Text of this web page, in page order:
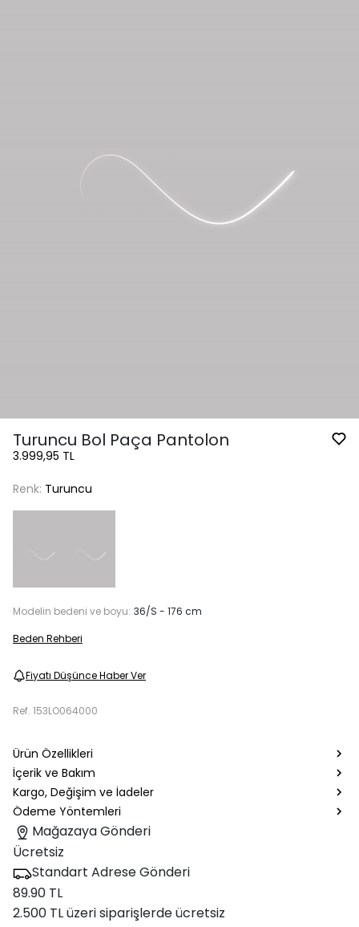
Turuncu Bol Paça Pantolon
3.999,95 TL
Renk: Turuncu
Modelin bedeni ve boyu: 36/S - 176 cm
Beden Rehberi
Fiyatı Düşünce Haber Ver
Ref. 153LO064000
Ürün Özellikleri
İçerik ve Bakım
Kargo, Değişim ve İadeler
Ödeme Yöntemleri
Mağazaya Gönderi
Ücretsiz
Standart Adrese Gönderi
89.90 TL
2.500 TL üzeri siparişlerde ücretsiz